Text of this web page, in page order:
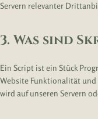
Servern relevanter
3. Was sind
Ein Script ist ein Stück
Website Funktionalität
wird auf unseren Servern